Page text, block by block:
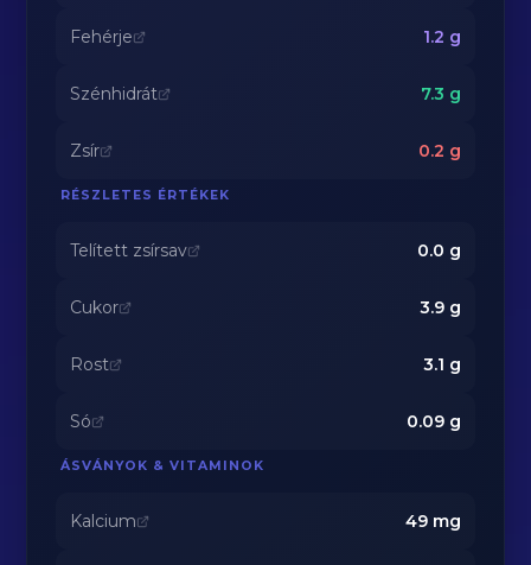
Fehérje 1.2 g
Szénhidrát 7.3 g
Zsír 0.2 g
RÉSZLETES ÉRTÉKEK
Telített zsírsav 0.0 g
Cukor 3.9g
Rost 3.1 g
Só 0.09g
ÁSVÁNYOK & VITAMINOK
Kalcium 49mg